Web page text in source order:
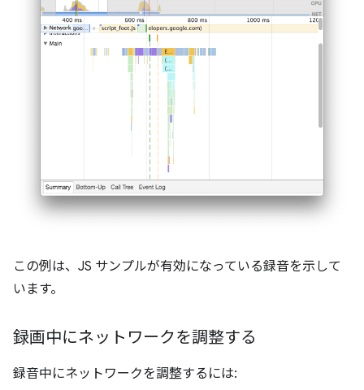
この例は、JS サンプルが有効になっている録音を示して
います。
録画中にネットワークを調整する
録音中にネットワークを調整するには: